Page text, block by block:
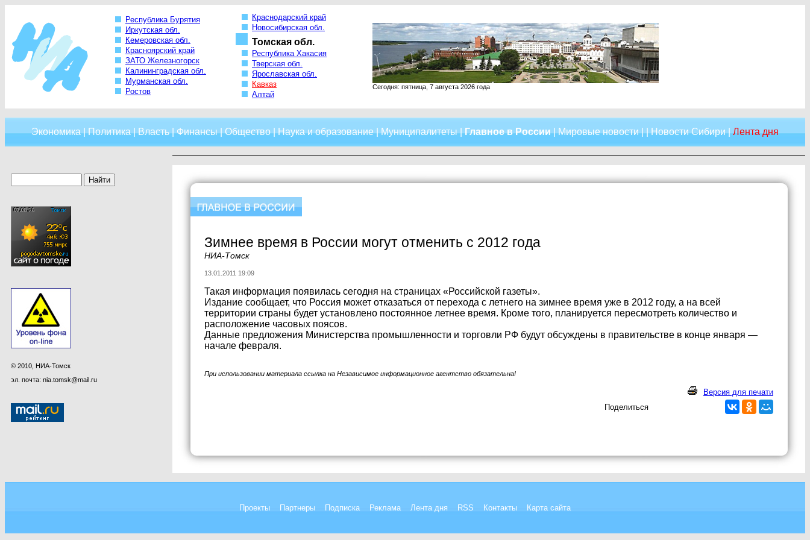
Республика Бурятия
Иркутская обл.
Кемеровская обл.
Красноярский край
ЗАТО Железногорск
Калининградская обл.
Мурманская обл.
Ростов
Краснодарский край
Новосибирская обл.
Томская обл.
Республика Хакасия
Тверская обл.
Ярославская обл.
Кавказ
Алтай
Сегодня: пятница, 7 августа 2026 года
Экономика|Политика|Власть|Финансы|Общество|Наука и образование|Муниципалитеты|Главное в России|Мировые новости| |Новости Сибири|Лента дня
© 2010, НИА-Томск
эл. почта: nia.tomsk@mail.ru
Зимнее время в России могут отменить с 2012 года
НИА-Томск
13.01.2011 19:09
Такая информация появилась сегодня на страницах «Российской газеты».
Издание сообщает, что Россия может отказаться от перехода с летнего на зимнее время уже в 2012 году, а на всей
территории страны будет установлено постоянное летнее время. Кроме того, планируется пересмотреть количество и
расположение часовых поясов.
Данные предложения Министерства промышленности и торговли РФ будут обсуждены в правительстве в конце января —
начале февраля.
При использовании материала ссылка на Независимое информационное агентство обязательна!
Версия для печати
Поделиться
Проекты Партнеры Подписка Реклама Лента дня RSS Контакты Карта сайта